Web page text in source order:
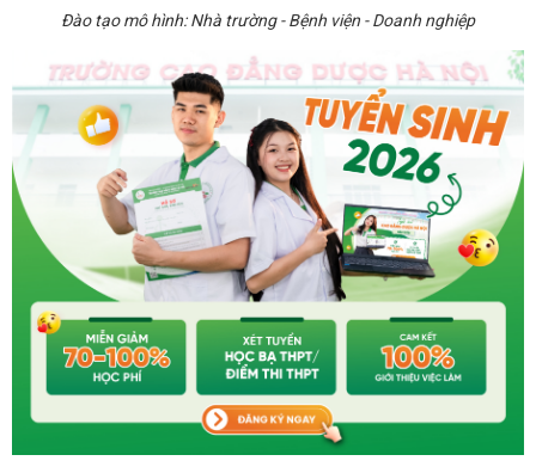
Đào tạo mô hình: Nhà trường - Bệnh viện - Doanh nghiệp